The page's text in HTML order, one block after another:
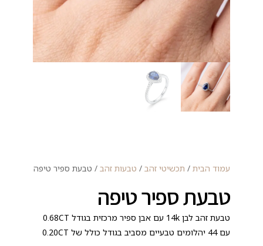
עמוד הבית / תכשיטי זהב / טבעות זהב / טבעת ספיר טיפה
טבעת ספיר טיפה
טבעת זהב לבן 14k עם אבן ספיר מרכזית בגודל 0.68CT
עם 44 יהלומים טבעיים מסביב בגודל כולל של 0.20CT